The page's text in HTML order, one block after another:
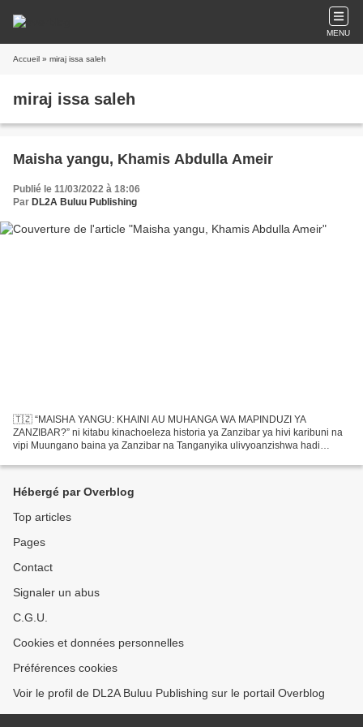
MENU
Accueil » miraj issa saleh
miraj issa saleh
Maisha yangu, Khamis Abdulla Ameir
Publié le 11/03/2022 à 18:06
Par DL2A Buluu Publishing
🇹🇿 “MAISHA YANGU: KHAINI AU MUHANGA WA MAPINDUZI YA
ZANZIBAR?” ni kitabu kinachoeleza historia ya Zanzibar ya hivi karibuni na
vipi Muungano baina ya Zanzibar na Tanganyika ulivyoanzishwa hadi
Hébergé par Overblog
Top articles
Pages
Contact
Signaler un abus
C.G.U.
Cookies et données personnelles
Préférences cookies
Voir le profil de DL2A Buluu Publishing sur le portail Overblog